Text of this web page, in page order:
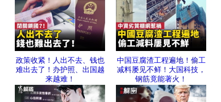
政策收紧！人出不去、钱也
难出去了！办护照、出国越
来越难！
中国豆腐渣工程遍地！偷工
减料屡见不鲜！大国科技，
钢筋竟能著火！